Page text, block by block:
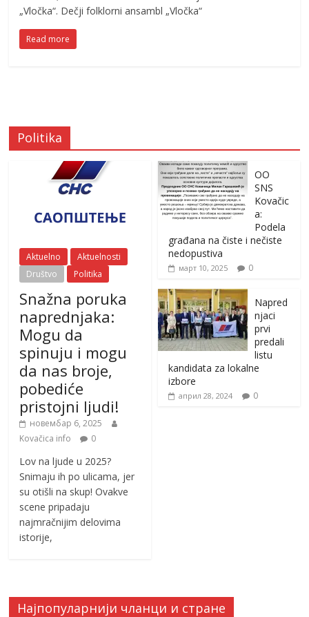
„Vločka“. Dečji folklorni ansambl „Vločka“
Read more
Politika
Aktuelno
Aktuelnosti
Društvo
Politika
Snažna poruka
naprednjaka:
Mogu da
spinuju i mogu
da nas broje,
pobediće
pristojni ljudi!
новембар 6, 2025
Kovačica info
0
Lov na ljude u 2025?
Snimaju ih po ulicama, jer
su otišli na skup! Ovakve
scene pripadaju
najmračnijim delovima
istorije,
OO
SNS
Kovačic
a:
Podela
građana na čiste i nečiste
nedopustiva
март 10, 2025 0
Napred
njaci
prvi
predali
listu
kandidata za lokalne
izbore
април 28, 2024 0
Најпопуларнији чланци и стране